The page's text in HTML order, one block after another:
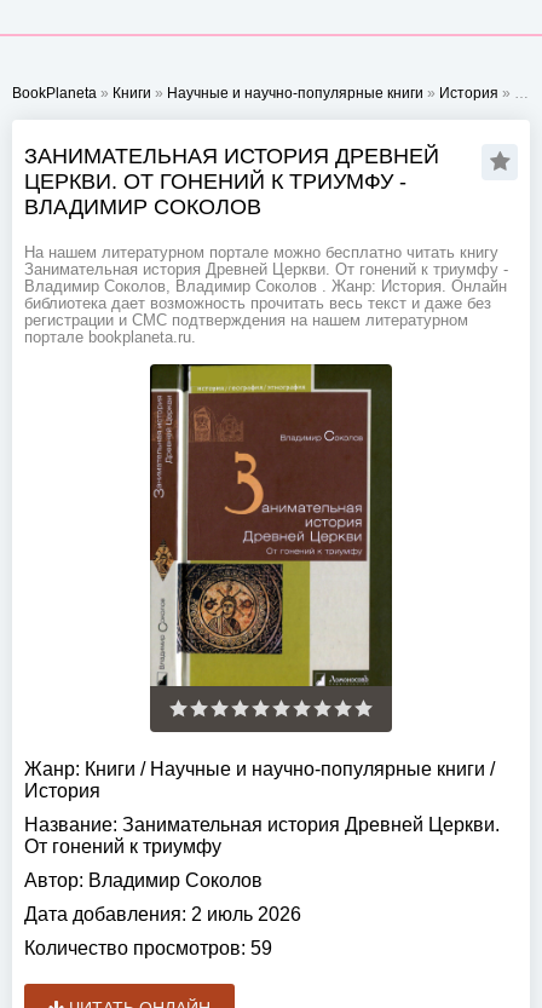
BookPlaneta » Книги » Научные и научно-популярные книги » История » Занимательная история Древней Церкви. От гонений к триумфу - Владимир Соколов
ЗАНИМАТЕЛЬНАЯ ИСТОРИЯ ДРЕВНЕЙ
ЦЕРКВИ. ОТ ГОНЕНИЙ К ТРИУМФУ -
ВЛАДИМИР СОКОЛОВ
На нашем литературном портале можно бесплатно читать книгу
Занимательная история Древней Церкви. От гонений к триумфу -
Владимир Соколов, Владимир Соколов . Жанр: История. Онлайн
библиотека дает возможность прочитать весь текст и даже без
регистрации и СМС подтверждения на нашем литературном
портале bookplaneta.ru.
Жанр: Книги / Научные и научно-популярные книги /
История
Название: Занимательная история Древней Церкви.
От гонений к триумфу
Автор: Владимир Соколов
Дата добавления: 2 июль 2026
Количество просмотров: 59